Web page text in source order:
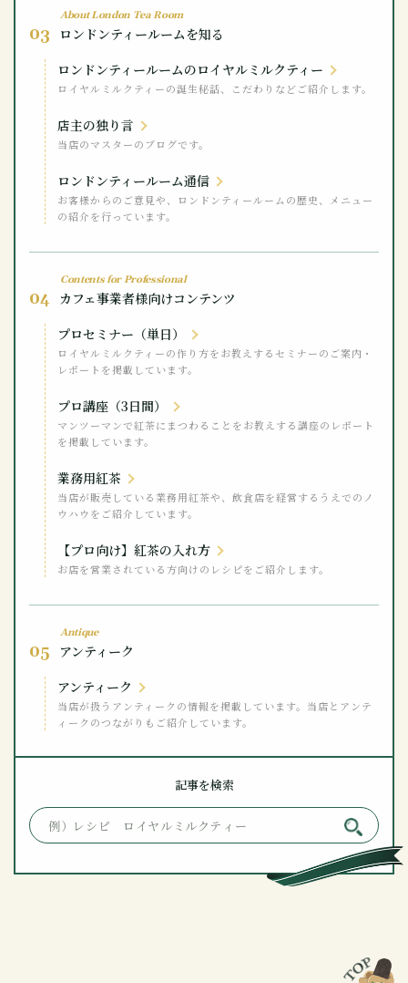
About London Tea Room
03
ロンドンティールームを知る
ロンドンティールームのロイヤルミルクティー
ロイヤルミルクティーの誕生秘話、こだわりなどご紹介します。
店主の独り言
当店のマスターのブログです。
ロンドンティールーム通信
お客様からのご意見や、ロンドンティールームの歴史、メニュー
の紹介を行っています。
Contents for Professional
04 カフェ事業者様向けコンテンツ
プロセミナー（単日）
ロイヤルミルクティーの作り方をお教えするセミナーのご案内・
レポートを掲載しています。
プロ講座（3日間）
マンツーマンで紅茶にまつわることをお教えする講座のレポート
を掲載しています。
業務用紅茶
当店が販売している業務用紅茶や、飲食店を経営するうえでのノ
ウハウをご紹介しています。
【プロ向け】紅茶の入れ方
お店を営業されている方向けのレシピをご紹介します。
Antique
05
アンティーク
アンティーク
当店が扱うアンティークの情報を掲載しています。当店とアンテ
ィークのつながりもご紹介しています。
記事を検索